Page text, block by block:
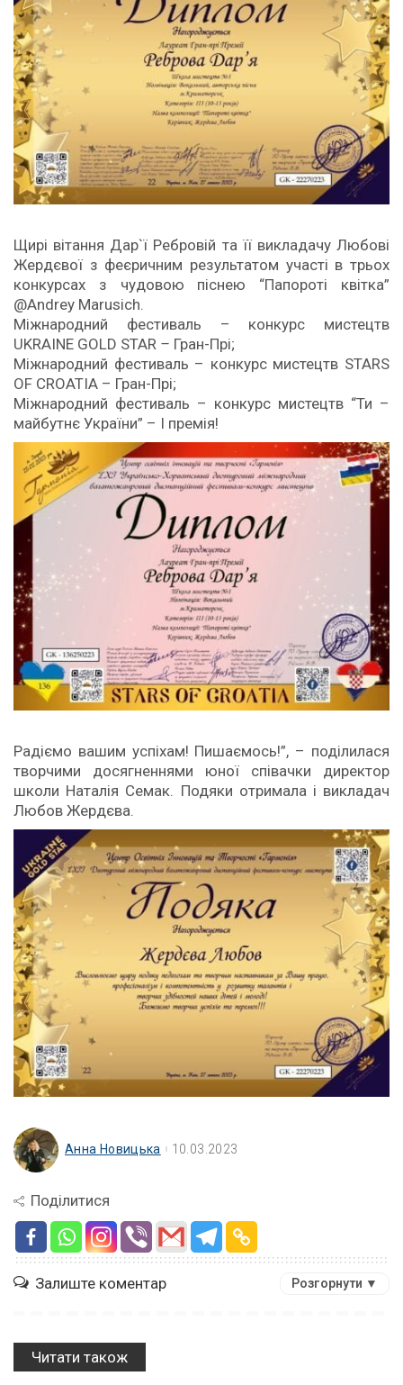
Щирі вітання Дар`ї Ребровій та її викладачу Любові
Жердєвої з феєричним результатом участі в трьох
конкурсах з чудовою піснею “Папороті квітка”
@Andrey Marusich.
Міжнародний фестиваль – конкурс мистецтв
UKRAINE GOLD STAR – Гран-Прі;
Міжнародний фестиваль – конкурс мистецтв STARS
OF CROATIA – Гран-Прі;
Міжнародний фестиваль – конкурс мистецтв “Ти –
майбутнє України” – І премія!
Радіємо вашим успіхам! Пишаємось!”, – поділилася
творчими досягненнями юної співачки директор
школи Наталія Семак. Подяки отримала і викладач
Любов Жердєва.
Анна Новицька 10.03.2023
Поділитися
Залиште коментар Розгорнути ▼
Читати також